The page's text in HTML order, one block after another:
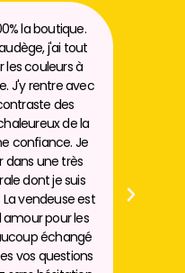
esthétique et sans
durer dans le temps,
entière. Parfait pour
la Fête des Mères.
fleurs à
de vos bouquets à
de la boutique.
selon créneau
la boutique.
j'ai tout
les couleurs à
J'y rentre avec
des
de la
confiance. Je
dans une très
dont je suis
vendeuse est
pour les
échangé
vos questions